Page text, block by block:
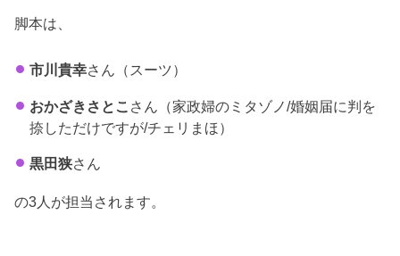
脚本は、
市川貴幸さん（スーツ）
おかざきさとこ さん（家政婦のミタゾノ/婚姻届に判を
捺しただけですが/チェリまほ）
黒田狭さん
の3人が担当されます。